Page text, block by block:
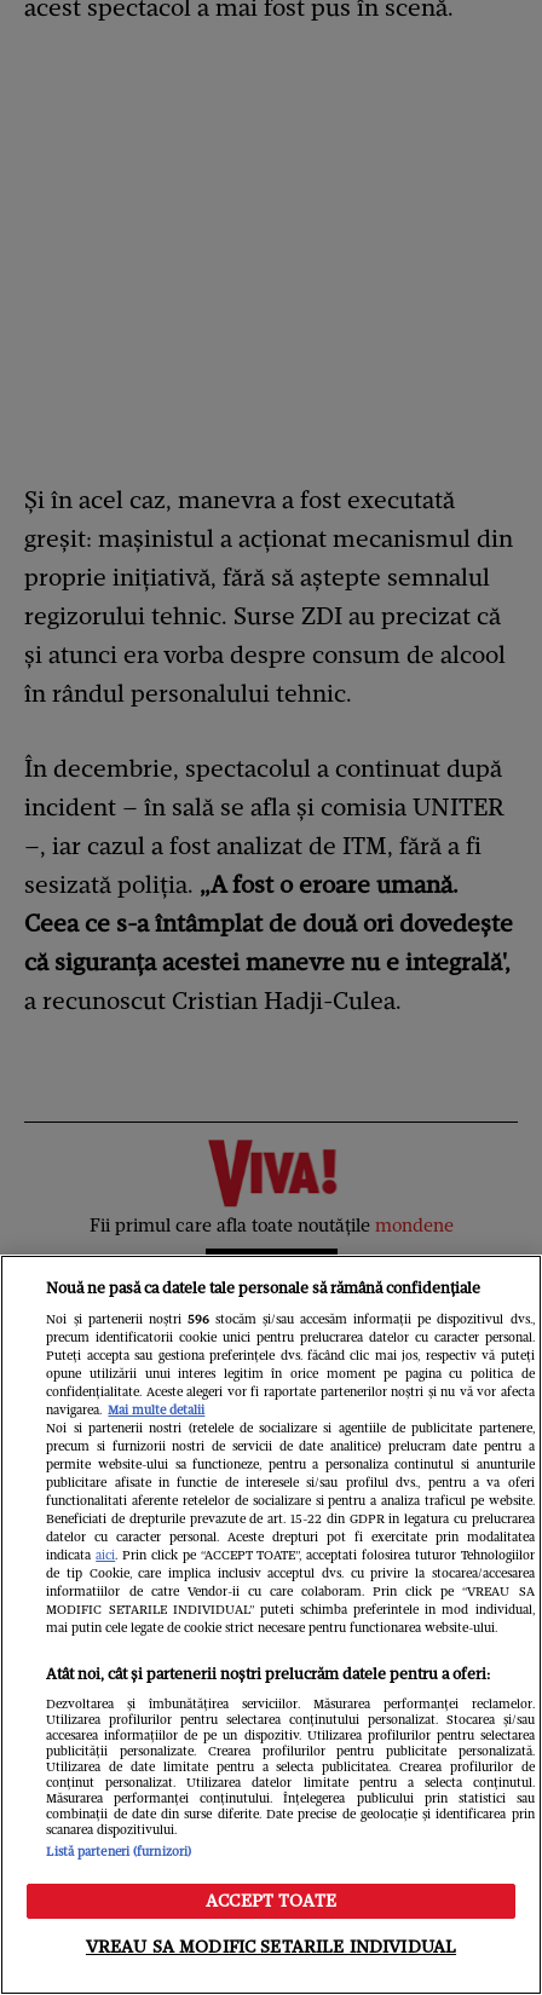
acest spectacol a mai fost pus în scenă.
Și în acel caz, manevra a fost executată
greșit: mașinistul a acționat mecanismul din
proprie inițiativă, fără să aștepte semnalul
regizorului tehnic. Surse ZDI au precizat că
și atunci era vorba despre consum de alcool
în rândul personalului tehnic.
În decembrie, spectacolul a continuat după
incident – în sală se afla și comisia UNITER
–, iar cazul a fost analizat de ITM, fără a fi
sesizată poliția. „A fost o eroare umană.
Ceea ce s-a întâmplat de două ori dovedește
că siguranța acestei manevre nu e integrală',
a recunoscut Cristian Hadji-Culea.
Fii primul care afla toate noutățile mondene
Cel mai nou VIDEO
Cele mai vândute colecții!
Meniu Caută
Nouă ne pasă ca datele tale personale să rămână confidențiale
Noi și partenerii noștri 596stocăm și/sau accesăm informații pe dispozitivul dvs.,
precum identificatorii cookie unici pentru prelucrarea datelor cu caracter personal.
Puteți accepta sau gestiona preferințele dvs. făcând clic mai jos, respectiv vă puteți
opune utilizării unui interes legitim în orice moment pe pagina cu politica de
confidențialitate. Aceste alegeri vor fi raportate partenerilor noștri și nu vă vor afecta
navigarea. Mai multe detalii
Noi si partenerii nostri (retelele de socializare si agentiile de publicitate partenere,
precum si furnizorii nostri de servicii de date analitice) prelucram date pentru a
permite website-ului sa functioneze, pentru a personaliza continutul si anunturile
publicitare afisate in functie de interesele si/sau profilul dvs., pentru a va oferi
functionalitati aferente retelelor de socializare si pentru a analiza traficul pe website.
Beneficiati de drepturile prevazute de art. 15-22 din GDPR in legatura cu prelucrarea
datelor cu caracter personal. Aceste drepturi pot fi exercitate prin modalitatea
indicataaici. Prin click pe “ACCEPT TOATE”, acceptati folosirea tuturor Tehnologiilor
de tip Cookie, care implica inclusiv acceptul dvs. cu privire la stocarea/accesarea
informatiilor de catre Vendor-ii cu care colaboram. Prin click pe “VREAU SA
MODIFIC SETARILE INDIVIDUAL” puteti schimba preferintele in mod individual,
mai putin cele legate de cookie strict necesare pentru functionarea website-ului.
Atât noi, cât și partenerii noștri prelucrăm datele pentru a oferi:
Dezvoltarea și îmbunătățirea serviciilor. Măsurarea performanței reclamelor.
Utilizarea profilurilor pentru selectarea conținutului personalizat. Stocarea și/sau
accesarea informațiilor de pe un dispozitiv. Utilizarea profilurilor pentru selectarea
publicității personalizate. Crearea profilurilor pentru publicitate personalizată.
Utilizarea de date limitate pentru a selecta publicitatea. Crearea profilurilor de
conținut personalizat. Utilizarea datelor limitate pentru a selecta conținutul.
Măsurarea performanței conținutului. Înțelegerea publicului prin statistici sau
combinații de date din surse diferite. Date precise de geolocație și identificarea prin
scanarea dispozitivului.
Listă parteneri (furnizori)
ACCEPT TOATE
VREAU SA MODIFIC SETARILE INDIVIDUAL